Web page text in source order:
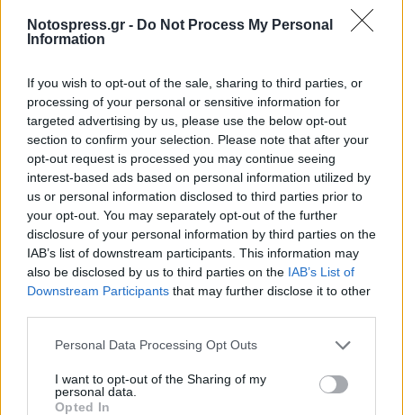
Notospress.gr - Do Not Process My Personal
Information
If you wish to opt-out of the sale, sharing to third parties, or
processing of your personal or sensitive information for
targeted advertising by us, please use the below opt-out
section to confirm your selection. Please note that after your
opt-out request is processed you may continue seeing
interest-based ads based on personal information utilized by
us or personal information disclosed to third parties prior to
your opt-out. You may separately opt-out of the further
disclosure of your personal information by third parties on the
IAB’s list of downstream participants. This information may
also be disclosed by us to third parties on the IAB’s List of
Downstream Participants that may further disclose it to other
Personal Data Processing Opt Outs
I want to opt-out of the Sharing of my
personal data.
Opted In
• Κάποια μηνύματα από διάφορες υπηρεσίες
του ΥΠ.ΠΟ.Τ συγκλίνουν στα εξής αλγεινά:
υποστελέχωση, ετεροαπασχόληση των
υπαλλήλων, παντελής αδιαφορία της πολιτικής
ηγεσίας, ενώ την ίδια στιγμή, στέλνει μηνύματα
ηλεκτρονικού ταχυδρομείου για απογραφή των
προβλημάτων των υπηρεσιών του ΥΠ.ΠΟ.Τ
ενόψει των περιοδειών του κ.Γερουλάνου, ανά
αρχαιολογικούς χώρους, απελπισμένους και
απογοητευμένους υπαλλήλους;